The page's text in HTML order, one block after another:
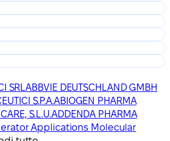
SRLABBVIE DEUTSCHLAND GMBH
S.P.A.ABIOGEN PHARMA
S.L.U.ADDENDA PHARMA
Applications Molecular